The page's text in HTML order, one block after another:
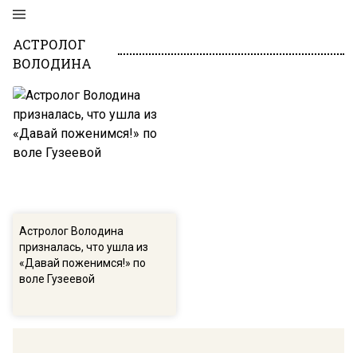
АСТРОЛОГ
ВОЛОДИНА
Астролог Володина
призналась, что ушла из
«Давай поженимся!» по
воле Гузеевой